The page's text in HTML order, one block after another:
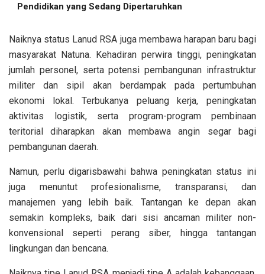
Pendidikan yang Sedang Dipertaruhkan
Naiknya status Lanud RSA juga membawa harapan baru bagi
masyarakat Natuna. Kehadiran perwira tinggi, peningkatan
jumlah personel, serta potensi pembangunan infrastruktur
militer dan sipil akan berdampak pada pertumbuhan
ekonomi lokal. Terbukanya peluang kerja, peningkatan
aktivitas logistik, serta program-program pembinaan
teritorial diharapkan akan membawa angin segar bagi
pembangunan daerah.
Namun, perlu digarisbawahi bahwa peningkatan status ini
juga menuntut profesionalisme, transparansi, dan
manajemen yang lebih baik. Tantangan ke depan akan
semakin kompleks, baik dari sisi ancaman militer non-
konvensional seperti perang siber, hingga tantangan
lingkungan dan bencana.